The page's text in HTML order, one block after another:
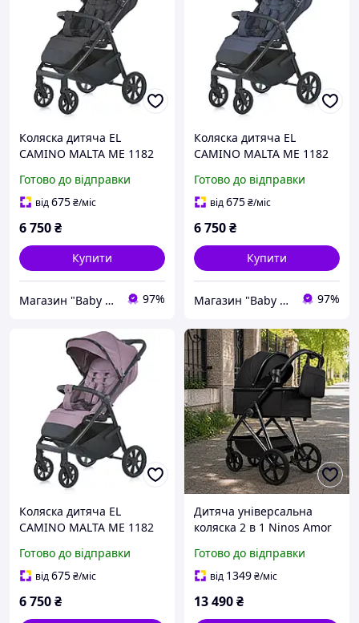
Коляска дитяча EL
CAMINO MALTA ME 1182
Готово до відправки
від675₴/міс
6 750₴
Купити
Магазин "Baby Comfort" 97%
Коляска дитяча EL
CAMINO MALTA ME 1182
Готово до відправки
від675₴/міс
6 750₴
Купити
Магазин "Baby Comfort" 97%
Коляска дитяча EL
CAMINO MALTA ME 1182
Готово до відправки
від675₴/міс
6 750₴
Дитяча універсальна
коляска 2 в 1 Ninos Amor
(чорний колір)
Готово до відправки
від 1349₴/міс
13 490₴